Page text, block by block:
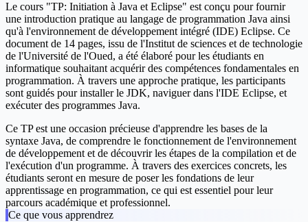
Le cours "TP: Initiation à Java et Eclipse" est conçu pour fournir
une introduction pratique au langage de programmation Java ainsi
qu'à l'environnement de développement intégré (IDE) Eclipse. Ce
document de 14 pages, issu de l'Institut de sciences et de technologie
de l'Université de l'Oued, a été élaboré pour les étudiants en
informatique souhaitant acquérir des compétences fondamentales en
programmation. À travers une approche pratique, les participants
sont guidés pour installer le JDK, naviguer dans l'IDE Eclipse, et
exécuter des programmes Java.
Ce TP est une occasion précieuse d'apprendre les bases de la
syntaxe Java, de comprendre le fonctionnement de l'environnement
de développement et de découvrir les étapes de la compilation et de
l'exécution d'un programme. À travers des exercices concrets, les
étudiants seront en mesure de poser les fondations de leur
apprentissage en programmation, ce qui est essentiel pour leur
parcours académique et professionnel.
Ce que vous apprendrez